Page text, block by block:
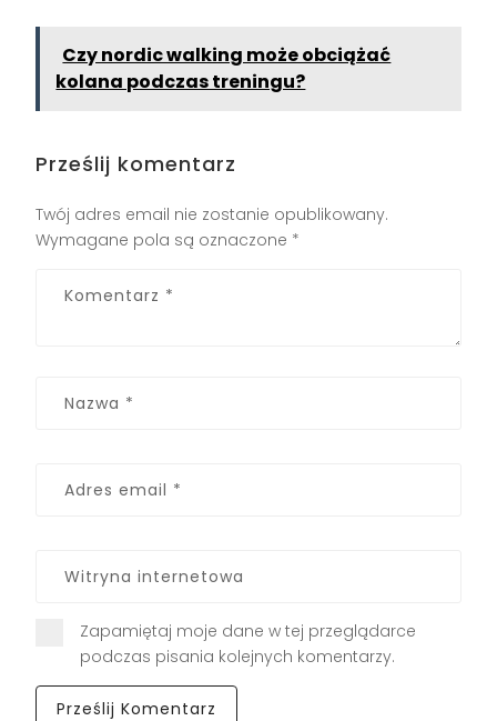
Czy nordic walking może obciążać
kolana podczas treningu?
Prześlij komentarz
Twój adres email nie zostanie opublikowany.
Wymagane pola są oznaczone *
Zapamiętaj moje dane w tej przeglądarce
podczas pisania kolejnych komentarzy.